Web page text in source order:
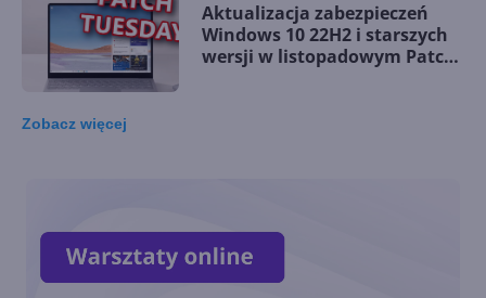
Aktualizacja zabezpieczeń
Windows 10 22H2 i starszych
wersji w listopadowym Patch
Zobacz więcej